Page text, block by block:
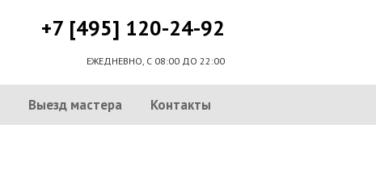
+7 [495] 120-24-92
ЕЖЕДНЕВНО, С 08:00 ДО 22:00
Выезд мастера Контакты